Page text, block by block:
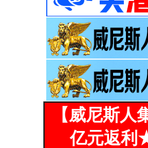
【威尼斯
亿元返